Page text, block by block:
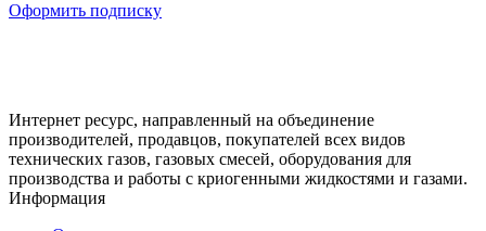
Оформить подписку
Интернет ресурс, направленный на объединение
производителей, продавцов, покупателей всех видов
технических газов, газовых смесей, оборудования для
производства и работы с криогенными жидкостями и газами.
Информация